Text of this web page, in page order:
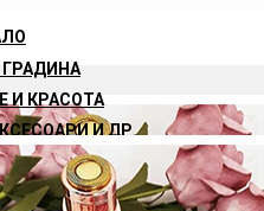
И КРАСОТА
И ДР.
ИГРАЧКИ
ЗА ТЕЛЕФОНИ И ТАБЛЕТИ